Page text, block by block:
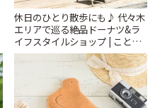
休日のひとり散歩にも♪ 代々木
エリアで巡る絶品ドーナツ&ラ
イフスタイルショップ | ことり
っぷ